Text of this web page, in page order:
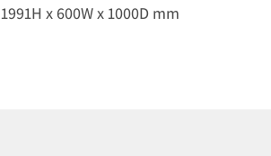
1991H x 600W x 1000D mm